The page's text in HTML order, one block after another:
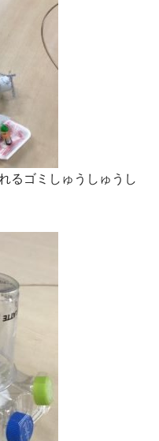
るゴミしゅうしゅうし